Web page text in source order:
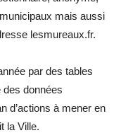
mais aussi
lesmureaux.fr.
par des tables
des données
d’actions à mener en
la Ville.